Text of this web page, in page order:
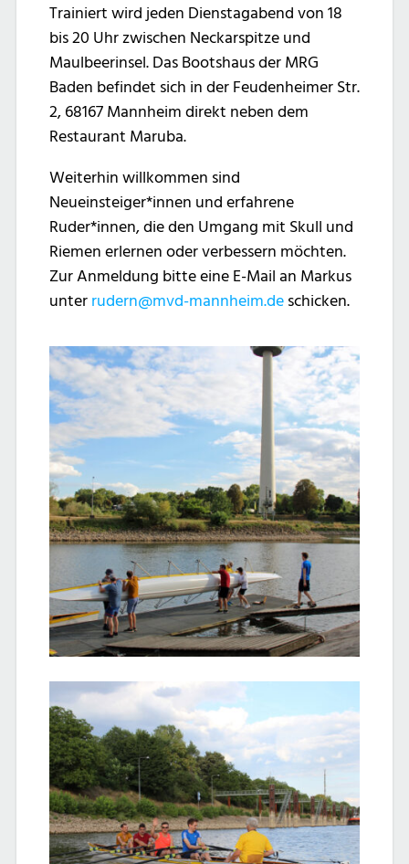
Trainiert wird jeden Dienstagabend von 18
bis 20 Uhr zwischen Neckarspitze und
Maulbeerinsel. Das Bootshaus der MRG
Baden befindet sich in der Feudenheimer Str.
2, 68167 Mannheim direkt neben dem
Restaurant Maruba.
Weiterhin willkommen sind
Neueinsteiger*innen und erfahrene
Ruder*innen, die den Umgang mit Skull und
Riemen erlernen oder verbessern möchten.
Zur Anmeldung bitte eine E-Mail an Markus
unter rudern@mvd-mannheim.de schicken.